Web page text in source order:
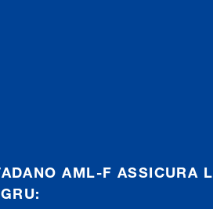
AML-F ASSICURA